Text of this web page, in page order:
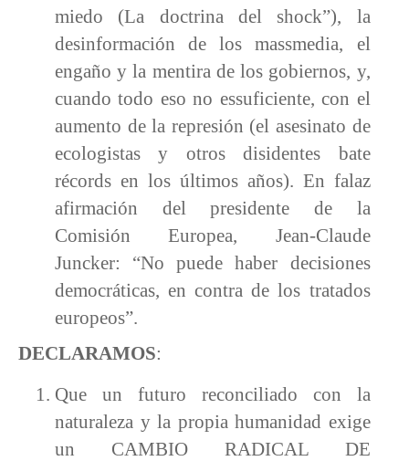
miedo (La doctrina del shock”), la
desinformación de los massmedia, el
engaño y la mentira de los gobiernos, y,
cuando todo eso no essuficiente, con el
aumento de la represión (el asesinato de
ecologistas y otros disidentes bate
récords en los últimos años). En falaz
afirmación del presidente de la
Comisión Europea, Jean-Claude
Juncker: “No puede haber decisiones
democráticas, en contra de los tratados
europeos”.
DECLARAMOS:
Que un futuro reconciliado con la
naturaleza y la propia humanidad exige
un CAMBIO RADICAL DE